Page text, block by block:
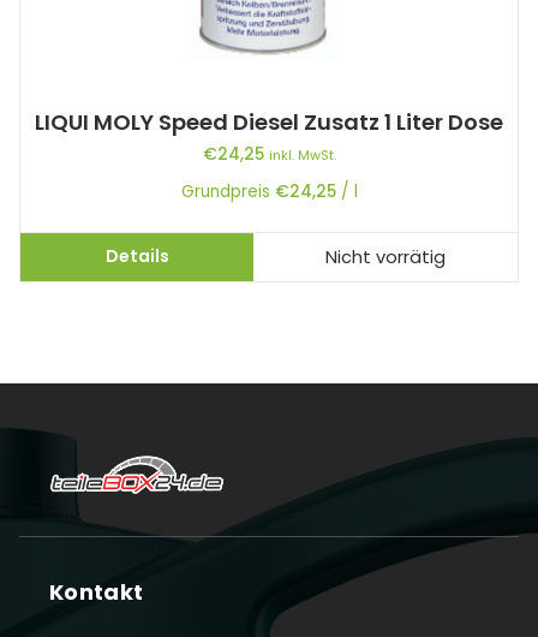
LIQUI MOLY Speed Diesel Zusatz 1 Liter Dose
€24,25 inkl. MwSt.
Grundpreis €24,25/ l
Details Nicht vorrätig
Kontakt